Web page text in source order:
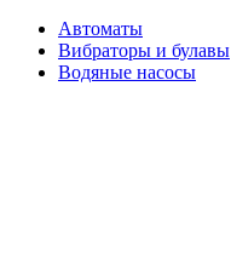
Автоматы
Вибраторы и булавы
Водяные насосы